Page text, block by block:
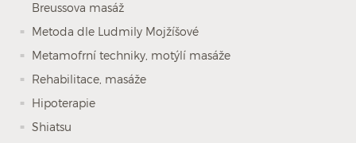
Breussova masáž
Metoda dle Ludmily Mojžíšové
Metamofrní techniky, motýlí masáže
Rehabilitace, masáže
Hipoterapie
Shiatsu